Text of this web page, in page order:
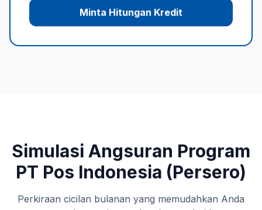
Minta Hitungan Kredit
Simulasi Angsuran Program
PT Pos Indonesia (Persero)
Perkiraan cicilan bulanan yang memudahkan Anda